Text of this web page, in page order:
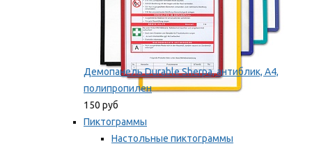
Демопанель Durable Sherpa, антиблик, А4,
полипропилен
150 руб
Пиктограммы
Настольные пиктограммы